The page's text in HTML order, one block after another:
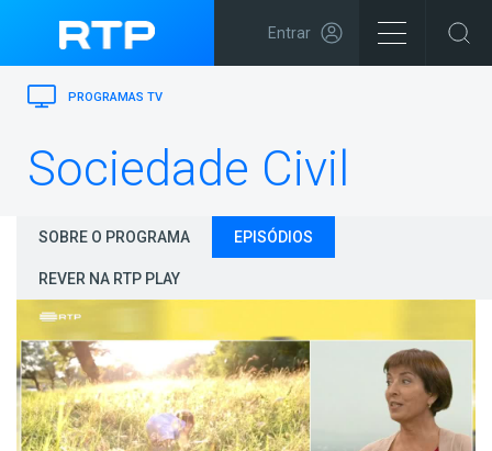
Entrar
PROGRAMAS TV
Sociedade Civil
SOBRE O PROGRAMA EPISÓDIOS
REVER NA RTP PLAY